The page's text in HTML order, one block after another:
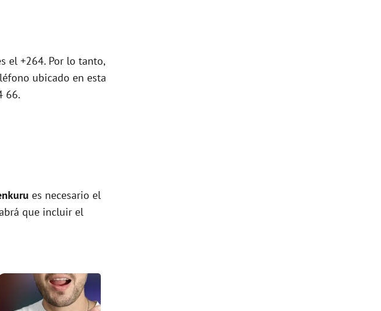
el +264. Por lo tanto,
ubicado en esta
66.
es necesario el
que incluir el